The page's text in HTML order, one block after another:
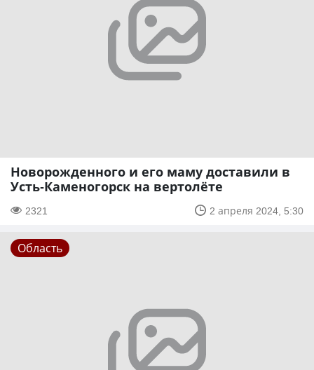
Новорожденного и его маму доставили в
Усть-Каменогорск на вертолёте
2321 2 апреля 2024, 5:30
Область